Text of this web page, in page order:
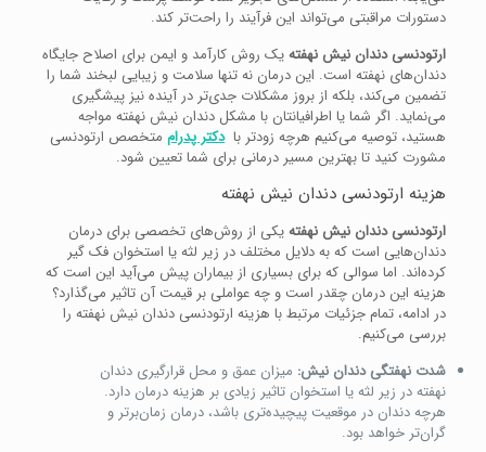
دستورات مراقبتی می‌تواند این فرآیند را راحت‌تر کند.
ارتودنسی دندان نیش نهفتهیک روش کارآمد و ایمن برای اصلاح جایگاه
دندان‌های نهفته است. این درمان نه تنها سلامت و زیبایی لبخند شما را
تضمین می‌کند، بلکه از بروز مشکلات جدی‌تر در آینده نیز پیشگیری
می‌نماید. اگر شما یا اطرافیانتان با مشکل دندان نیش نهفته مواجه
هستید، توصیه می‌کنیم هرچه زودتر بادکتر پدراممتخصص ارتودنسی
مشورت کنید تا بهترین مسیر درمانی برای شما تعیین شود.
هزینه ارتودنسی دندان نیش نهفته
ارتودنسی دندان نیش نهفتهیکی از روش‌های تخصصی برای درمان
دندان‌هایی است که به دلایل مختلف در زیر لثه یا استخوان فک گیر
کرده‌اند. اما سوالی که برای بسیاری از بیماران پیش می‌آید این است که
هزینه این درمان چقدر است و چه عواملی بر قیمت آن تاثیر می‌گذارد؟
در ادامه، تمام جزئیات مرتبط با هزینه ارتودنسی دندان نیش نهفته را
بررسی می‌کنیم.
شدت نهفتگی دندان نیش: میزان عمق و محل قرارگیری دندان
نهفته در زیر لثه یا استخوان تاثیر زیادی بر هزینه درمان دارد.
هرچه دندان در موقعیت پیچیده‌تری باشد، درمان زمان‌برتر و
گران‌تر خواهد بود.